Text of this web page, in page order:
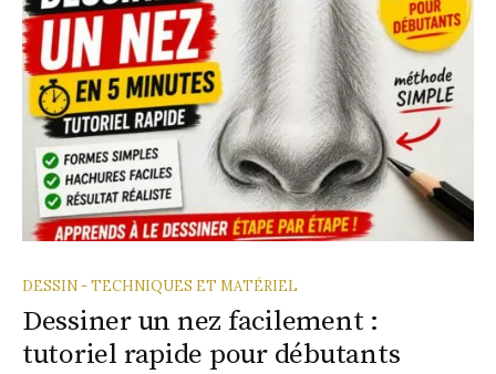
DESSIN - TECHNIQUES ET MATÉRIEL
Dessiner un nez facilement :
tutoriel rapide pour débutants